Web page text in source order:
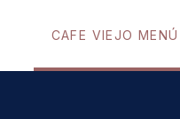
CAFE VIEJO MENÚ